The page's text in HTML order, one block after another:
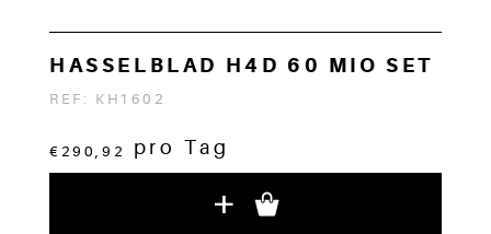
HASSELBLAD H4D 60 MIO SET
REF: KH1602
€290,92 pro Tag
+